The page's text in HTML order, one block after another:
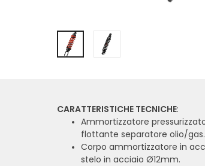
CARATTERISTICHE TECNICHE:
Ammortizzatore
flottante separatore olio/gas.
Corpo ammortizzatore in
stelo in acciaio Ø12mm.